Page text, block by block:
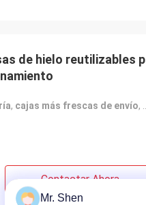
de hielo reutilizables
, cajas más frescas de envío,
Contactar Ahora
Mr. Shen